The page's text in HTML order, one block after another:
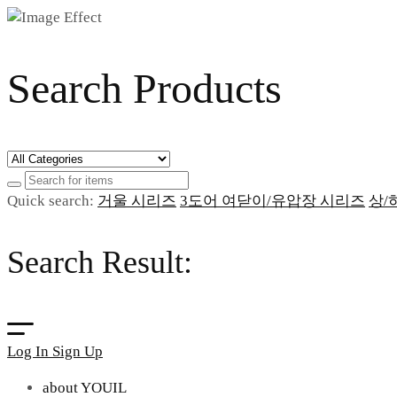
Search Products
Quick search: 거울 시리즈 3도어 여닫이/유압장 시리즈 상/
Search Result:
Log In Sign Up
about YOUIL